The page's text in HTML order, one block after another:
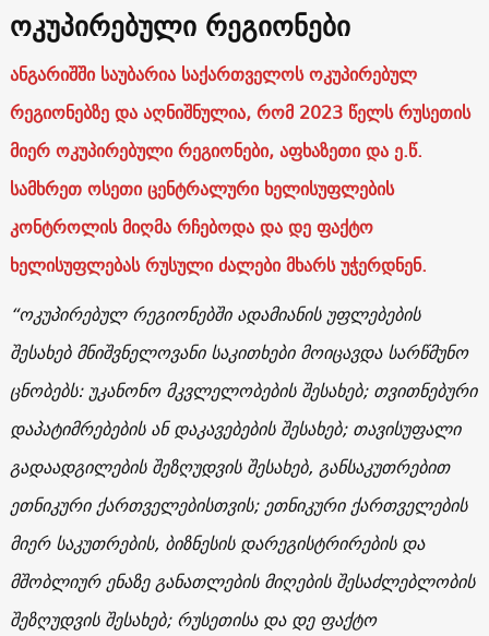
ოკუპირებული რეგიონები
ანგარიშში საუბარია საქართველოს ოკუპირებულ
რეგიონებზე და აღნიშნულია, რომ 2023 წელს რუსეთის
მიერ ოკუპირებული რეგიონები, აფხაზეთი და ე.წ.
სამხრეთ ოსეთი ცენტრალური ხელისუფლების
კონტროლის მიღმა რჩებოდა და დე ფაქტო
ხელისუფლებას რუსული ძალები მხარს უჭერდნენ.
“ოკუპირებულ რეგიონებში ადამიანის უფლებების
შესახებ მნიშვნელოვანი საკითხები მოიცავდა სარწმუნო
ცნობებს: უკანონო მკვლელობების შესახებ; თვითნებური
დაპატიმრებების ან დაკავებების შესახებ; თავისუფალი
გადაადგილების შეზღუდვის შესახებ, განსაკუთრებით
ეთნიკური ქართველებისთვის; ეთნიკური ქართველების
მიერ საკუთრების, ბიზნესის დარეგისტრირების და
მშობლიურ ენაზე განათლების მიღების შესაძლებლობის
შეზღუდვის შესახებ; რუსეთისა და დე ფაქტო